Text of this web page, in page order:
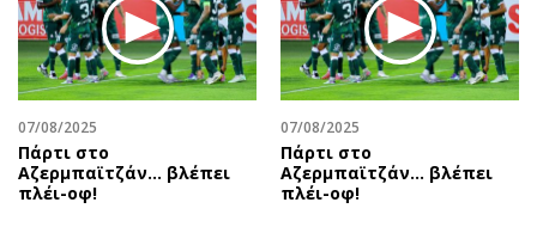
Βιβλίο
Χειρόγραφα
Προσωπικότητες στην ''Κ''
Επιστολές
07/08/2025
Πάρτι στο
Αζερμπαϊτζάν… βλέπει
πλέι-οφ!
07/08/2025
Πάρτι στο
Αζερμπαϊτζάν… βλέπει
πλέι-οφ!